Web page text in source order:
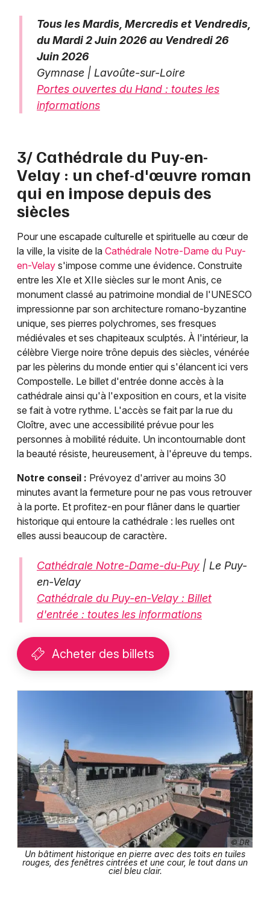
Tous les Mardis, Mercredis et Vendredis,
du Mardi 2 Juin 2026 au Vendredi 26
Juin 2026
Gymnase | Lavoûte-sur-Loire
Portes ouvertes du Hand : toutes les
informations
3/ Cathédrale du Puy-en-
Velay : un chef-d'œuvre roman
qui en impose depuis des
siècles
Pour une escapade culturelle et spirituelle au cœur de
la ville, la visite de la Cathédrale Notre-Dame du Puy-
en-Velay s'impose comme une évidence. Construite
entre les XIe et XIIe siècles sur le mont Anis, ce
monument classé au patrimoine mondial de l'UNESCO
impressionne par son architecture romano-byzantine
unique, ses pierres polychromes, ses fresques
médiévales et ses chapiteaux sculptés. À l'intérieur, la
célèbre Vierge noire trône depuis des siècles, vénérée
par les pèlerins du monde entier qui s'élancent ici vers
Compostelle. Le billet d'entrée donne accès à la
cathédrale ainsi qu'à l'exposition en cours, et la visite
se fait à votre rythme. L'accès se fait par la rue du
Cloître, avec une accessibilité prévue pour les
personnes à mobilité réduite. Un incontournable dont
la beauté résiste, heureusement, à l'épreuve du temps.
Notre conseil : Prévoyez d'arriver au moins 30
minutes avant la fermeture pour ne pas vous retrouver
à la porte. Et profitez-en pour flâner dans le quartier
historique qui entoure la cathédrale : les ruelles ont
elles aussi beaucoup de caractère.
Cathédrale Notre-Dame-du-Puy | Le Puy-
en-Velay
Cathédrale du Puy-en-Velay : Billet
d'entrée : toutes les informations
Acheter des billets
© DR
Un bâtiment historique en pierre avec des toits en tuiles
rouges, des fenêtres cintrées et une cour, le tout dans un
ciel bleu clair.